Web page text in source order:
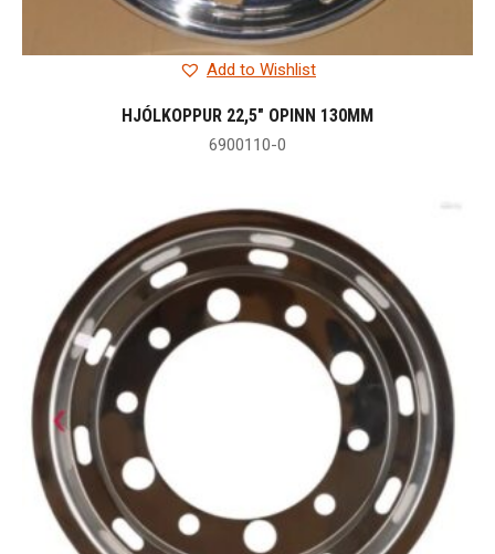
Add to Wishlist
HJÓLKOPPUR 22,5″ OPINN 130MM
6900110-0